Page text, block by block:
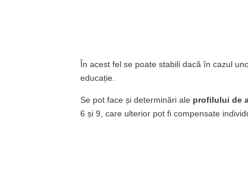
În acest fel se poate stabili dacă în cazul
educație.
Se pot face și determinări ale profilului de
6 și 9, care ulterior pot fi compensate